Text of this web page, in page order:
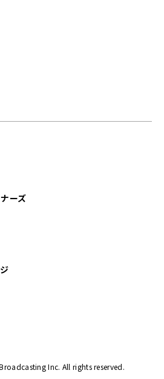
月
ーズ
Inc. All rights reserved.